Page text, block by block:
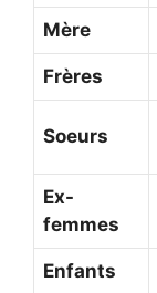
Mère
Frères
Soeurs
Ex-
femmes
Enfants